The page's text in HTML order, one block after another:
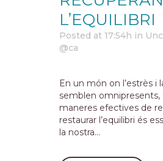
L’EQUILIBRI
Posted at 17:54h in
@ca
En un món on l’estrès i
semblen omnipresents,
maneres efectives de
restaurar l’equilibri és
la nostra...